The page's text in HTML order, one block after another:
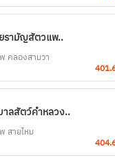
รามัญสัตวแพ..
คลองสามวา
าลสัตว์คำหลวง..
สายไหม